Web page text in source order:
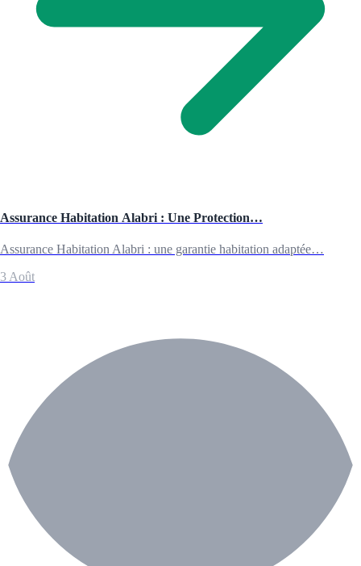
Assurance Habitation Alabri : Une Protection…
Assurance Habitation Alabri : une garantie habitation adaptée…
3 Août